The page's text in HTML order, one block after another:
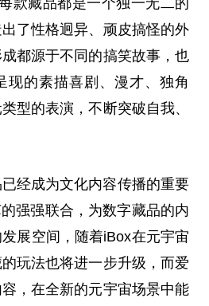
款藏品都是一个独一无二的
了性格迥异、顽皮搞怪的外
都源于不同的搞笑故事，也
现的素描喜剧、漫才、独角
型的表演，不断突破自我、
经成为文化内容传播的重要
强强联合，为数字藏品的内
展空间，随着iBox在元宇宙
玩法也将进一步升级，而爱
，在全新的元宇宙场景中能